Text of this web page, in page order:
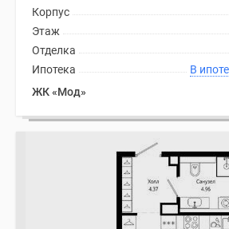
Корпус
Этаж
Отделка
Ипотека
ЖК «Мод»